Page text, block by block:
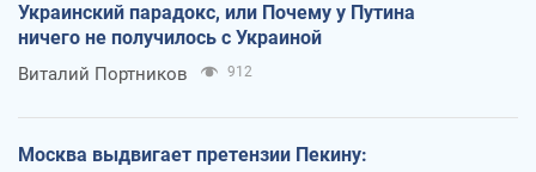
Украинский парадокс, или Почему у Путина
ничего не получилось с Украиной
Виталий Портников 912
Москва выдвигает претензии Пекину: